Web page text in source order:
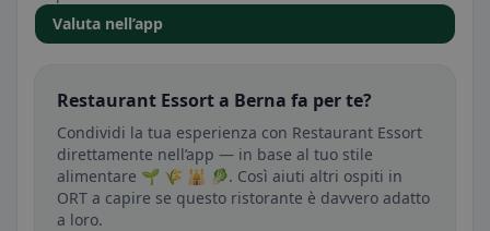
Valuta nell’app
Restaurant Essort a Berna fa per te?
Condividi la tua esperienza con Restaurant Essort
direttamente nell’app — in base al tuo stile
alimentare 🌱 🌾 🕌 🥬. Così aiuti altri ospiti in
ORT a capire se questo ristorante è davvero adatto
a loro.